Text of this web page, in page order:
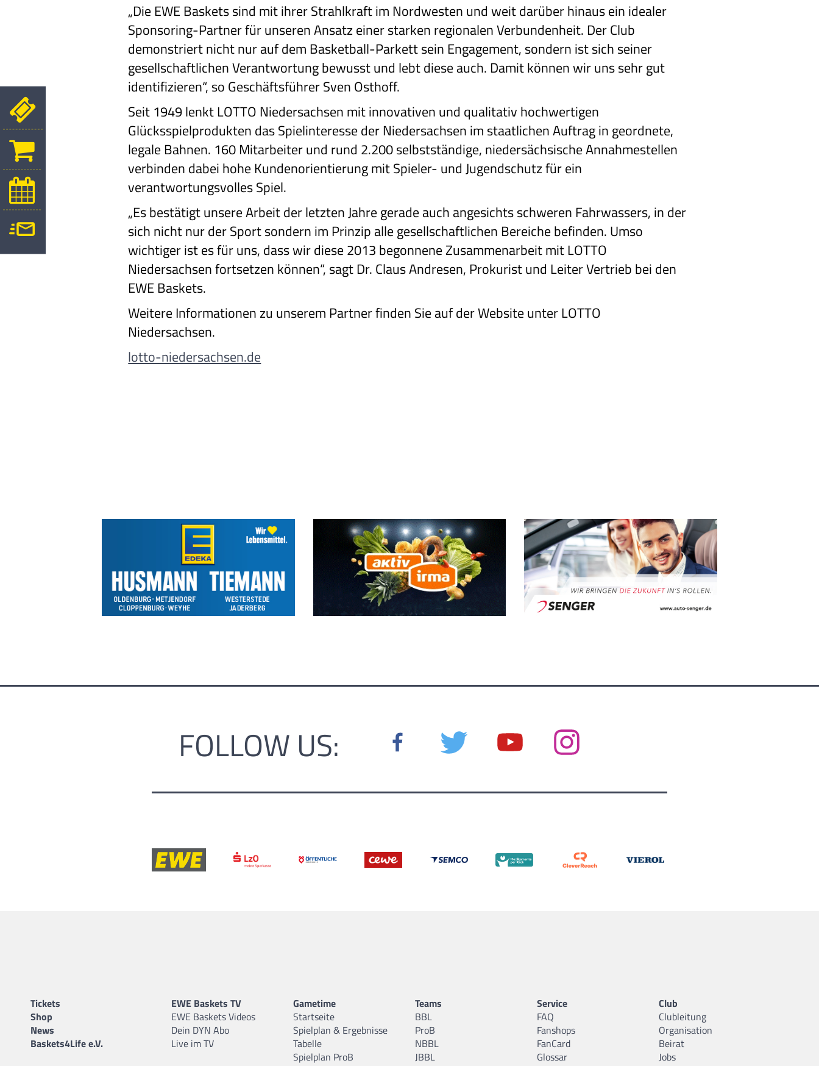
„Die EWE Baskets sind mit ihrer Strahlkraft im Nordwesten und weit darüber hinaus ein idealer
Sponsoring-Partner für unseren Ansatz einer starken regionalen Verbundenheit. Der Club
demonstriert nicht nur auf dem Basketball-Parkett sein Engagement, sondern ist sich seiner
gesellschaftlichen Verantwortung bewusst und lebt diese auch. Damit können wir uns sehr gut
identifizieren“, so Geschäftsführer Sven Osthoff.
Seit 1949 lenkt LOTTO Niedersachsen mit innovativen und qualitativ hochwertigen
Glücksspielprodukten das Spielinteresse der Niedersachsen im staatlichen Auftrag in geordnete,
legale Bahnen. 160 Mitarbeiter und rund 2.200 selbstständige, niedersächsische Annahmestellen
verbinden dabei hohe Kundenorientierung mit Spieler- und Jugendschutz für ein
verantwortungsvolles Spiel.
„Es bestätigt unsere Arbeit der letzten Jahre gerade auch angesichts schweren Fahrwassers, in der
sich nicht nur der Sport sondern im Prinzip alle gesellschaftlichen Bereiche befinden. Umso
wichtiger ist es für uns, dass wir diese 2013 begonnene Zusammenarbeit mit LOTTO
Niedersachsen fortsetzen können“, sagt Dr. Claus Andresen, Prokurist und Leiter Vertrieb bei den
EWE Baskets.
Weitere Informationen zu unserem Partner finden Sie auf der Website unter LOTTO
Niedersachsen.
lotto-niedersachsen.de
FOLLOW US:
Tickets
Shop
News
Baskets4Life e.V.
EWE Baskets TV
EWE Baskets Videos
Dein DYN Abo
Live im TV
Gametime
Startseite
Spielplan & Ergebnisse
Tabelle
Spielplan ProB
Teams
BBL
ProB
NBBL
JBBL
Service
FAQ
Fanshops
FanCard
Glossar
Club
Clubleitung
Organisation
Beirat
Jobs